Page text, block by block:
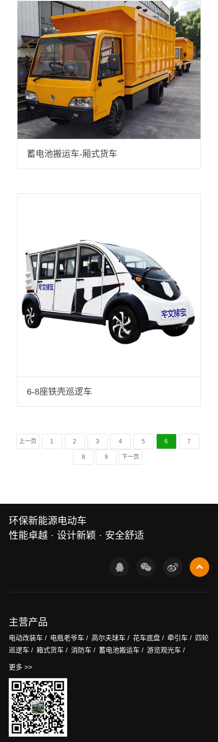
蓄电池搬运车-厢式货车
6-8座铁壳巡逻车
上一页 1 2 3 4 5 6 7
8 9 下一页
环保新能源电动车
性能卓越 · 设计新颖 · 安全舒适
主营产品
电动改装车 / 电瓶老爷车 / 高尔夫球车 / 花车底盘 / 牵引车 / 四轮
巡逻车 / 箱式货车 / 消防车 / 蓄电池搬运车 / 游览观光车 /
更多 >>